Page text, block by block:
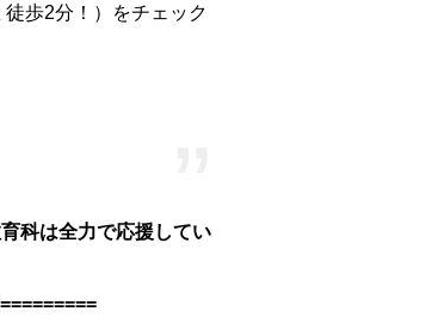
歩2分！）をチェック
科は全力で応援してい